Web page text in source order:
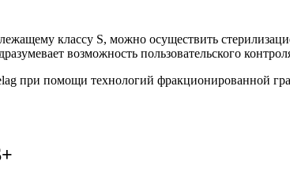
классу S, можно осуществить
возможность пользовательского
при помощи технологий фракционированной